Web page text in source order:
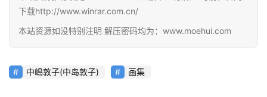
员
源
公
开
下载http://www.winrar.com.cn/
本站资源如没特别注明 解压密码均为：www.moehui.com
中嶋敦子(中岛敦子) 画集